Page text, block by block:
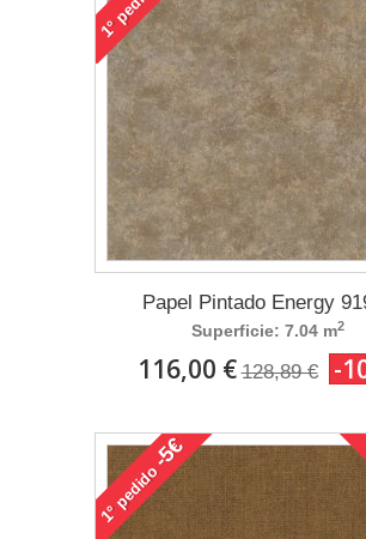
1°
Papel Pintado Energy
Superficie: 7.04 m2
116,00 € 128,89 € -
1°
pedido
-5€